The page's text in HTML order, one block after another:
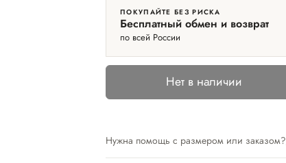
ПОКУПАЙТЕ БЕЗ РИСКА
Бесплатный обмен и возврат
по всей России
Нет в наличии
Нужна помощь с размером или заказом?